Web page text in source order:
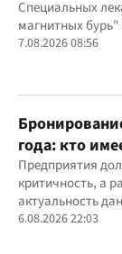
Специальных
магнитных бурь"
7.08.2026 08:56
года: кто
отказать
Предприятия
критичность, а
актуальность
6.08.2026 22:03